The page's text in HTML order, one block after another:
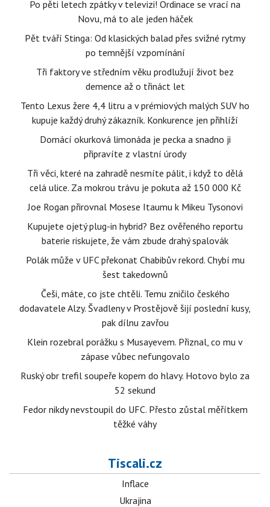
Po pěti letech zpátky v televizi! Ordinace se vrací na
Novu, má to ale jeden háček
Pět tváří Stinga: Od klasických balad přes svižné rytmy
po temnější vzpomínání
Tři faktory ve středním věku prodlužují život bez
demence až o třináct let
Tento Lexus žere 4,4 litru a v prémiových malých SUV ho
kupuje každý druhý zákazník. Konkurence jen přihlíží
Domácí okurková limonáda je pecka a snadno ji
připravíte z vlastní úrody
Tři věci, které na zahradě nesmíte pálit, i když to dělá
celá ulice. Za mokrou trávu je pokuta až 150 000 Kč
Joe Rogan přirovnal Mosese Itaumu k Mikeu Tysonovi
Kupujete ojetý plug-in hybrid? Bez ověřeného reportu
baterie riskujete, že vám zbude drahý spalovák
Polák může v UFC překonat Chabibův rekord. Chybí mu
šest takedownů
Češi, máte, co jste chtěli. Temu zničilo českého
dodavatele Alzy. Švadleny v Prostějově šijí poslední kusy,
pak dílnu zavřou
Klein rozebral porážku s Musayevem. Přiznal, co mu v
zápase vůbec nefungovalo
Ruský obr trefil soupeře kopem do hlavy. Hotovo bylo za
52 sekund
Fedor nikdy nevstoupil do UFC. Přesto zůstal měřítkem
těžké váhy
Tiscali.cz
Inflace
Ukrajina